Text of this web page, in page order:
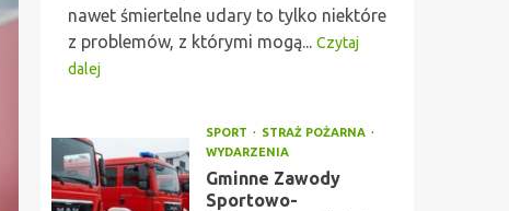
nawet śmiertelne udary to tylko niektóre
z problemów, z którymi mogą... Czytaj
dalej
SPORT
STRAŻ POŻARNA
WYDARZENIA
Gminne Zawody
Sportowo-